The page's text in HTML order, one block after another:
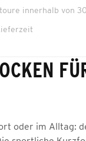
innerhalb von
oder im Alltag: